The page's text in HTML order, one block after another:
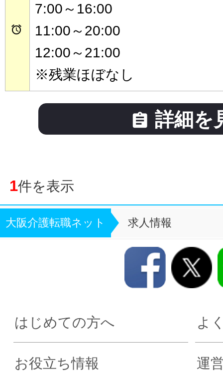

7:00～16:00
11:00～20:00
12:00～21:00
※残業ほぼなし
 詳細を
1件を表示
大阪介護転職ネット 求人情報
はじめての方へ よ
お役立ち情報 運